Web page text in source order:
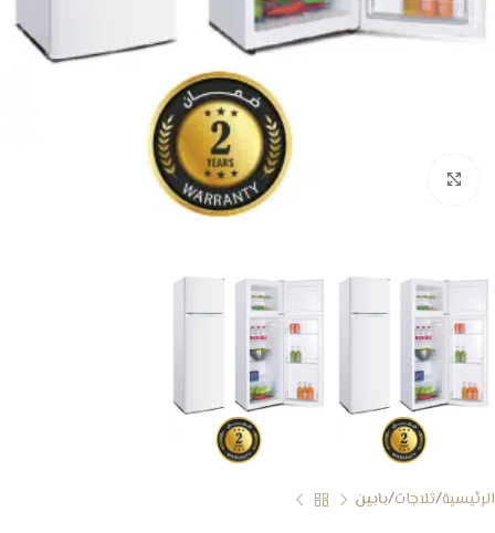
الرئيسية ثلاجات بابين